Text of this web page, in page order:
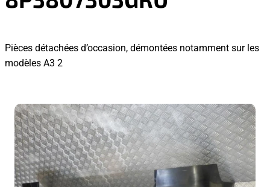
Pièces détachées d’occasion, démontées notamment sur les
modèles A3 2